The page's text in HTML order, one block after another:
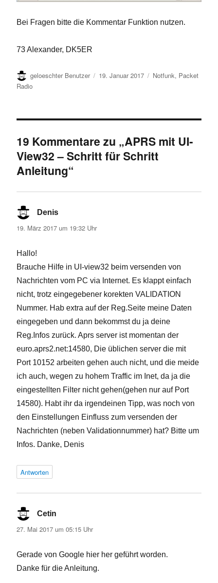
Bei Fragen bitte die Kommentar Funktion nutzen.
73 Alexander, DK5ER
Autor
geloeschter Benutzer
Veröffentlicht
19. Januar 2017 Kategorien
Notfunk, Packet
Radio
19 Kommentare zu „APRS mit UI-
View32 – Schritt für Schritt
Anleitung“
Denis
19. März 2017 um 19:32 Uhr
Hallo!
Brauche Hilfe in UI-view32 beim versenden von
Nachrichten vom PC via Internet. Es klappt einfach
nicht, trotz eingegebener korekten VALIDATION
Nummer. Hab extra auf der Reg.Seite meine Daten
eingegeben und dann bekommst du ja deine
Reg.Infos zurück. Aprs server ist momentan der
euro.aprs2.net:14580, Die üblichen server die mit
Port 10152 arbeiten gehen auch nicht, und die meide
ich auch, wegen zu hohem Traffic im Inet, da ja die
eingestellten Filter nicht gehen(gehen nur auf Port
14580). Habt ihr da irgendeinen Tipp, was noch von
den Einstellungen Einfluss zum versenden der
Nachrichten (neben Validationnummer) hat? Bitte um
Infos. Danke, Denis
Antworten
Cetin
27. Mai 2017 um 05:15 Uhr
Gerade von Google hier her geführt worden.
Danke für die Anleitung.